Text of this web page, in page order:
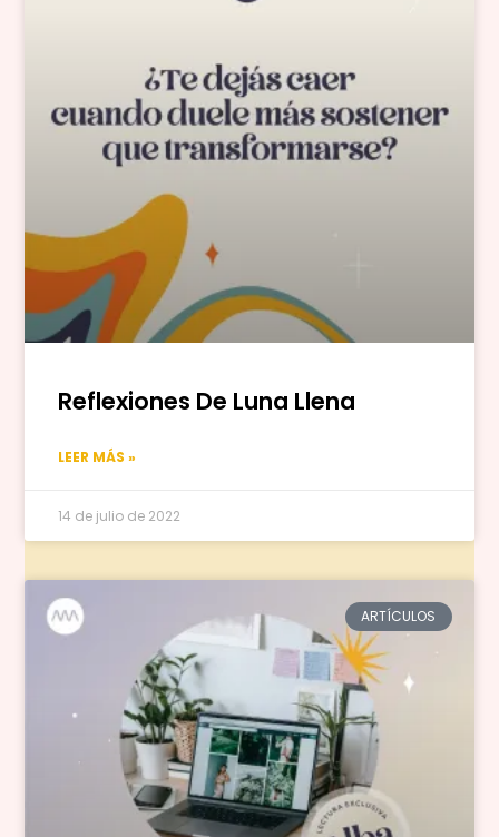
Reflexiones De Luna Llena
LEER MÁS »
14 de julio de 2022
ARTÍCULOS